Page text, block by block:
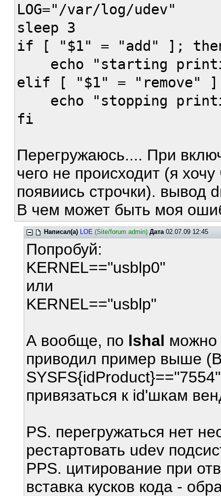
LOG="/var/log/udev"
sleep 3
if [ "$1" = "add" ];
echo "starting
elif [ "$1" = "remove"
echo "stopping
fi
Перегружаюсь.... При
чего не происходит (я
появиись строчки). вывод
В чем может быть моя
Написал(а) LOE (Site/forum admin) Дата02.07.09 12:45
Попробуй:
KERNEL=="usblp0"
или
KERNEL=="usblp"
А вообще, по lshal можно
приводил пример выше
привязаться к id'шкам
PS. перегружаться нет
рестартовать udev
PPS. цитирование при
вставка кусков кода -